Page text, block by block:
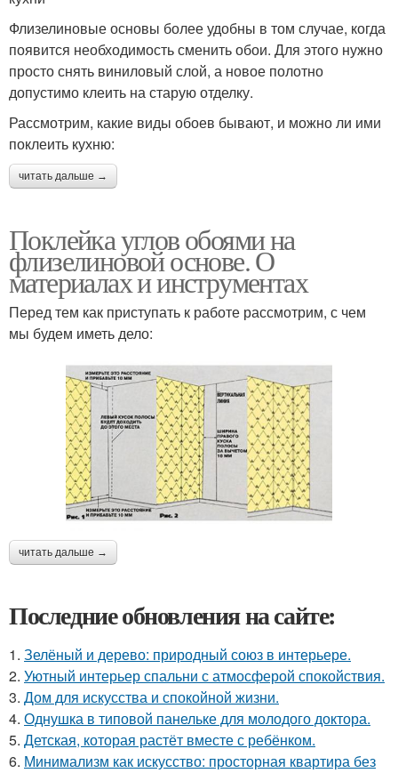
Флизелиновые основы более удобны в том случае, когда
появится необходимость сменить обои. Для этого нужно
просто снять виниловый слой, а новое полотно
допустимо клеить на старую отделку.
Рассмотрим, какие виды обоев бывают, и можно ли ими
поклеить кухню:
читать дальше →
Поклейка углов обоями на
флизелиновой основе. О
материалах и инструментах
Перед тем как приступать к работе рассмотрим, с чем
мы будем иметь дело:
читать дальше →
Последние обновления на сайте:
1. Зелёный и дерево: природный союз в интерьере.
2. Уютный интерьер спальни с атмосферой спокойствия.
3. Дом для искусства и спокойной жизни.
4. Однушка в типовой панельке для молодого доктора.
5. Детская, которая растёт вместе с ребёнком.
6. Минимализм как искусство: просторная квартира без